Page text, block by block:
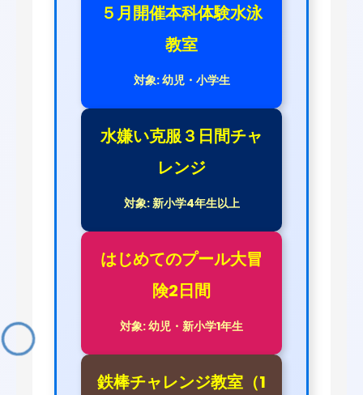
５月開催本科体験水泳
教室
対象: 幼児・小学生
水嫌い克服３日間チャ
レンジ
対象: 新小学4年生以上
はじめてのプール大冒
険2日間
対象: 幼児・新小学1年生
鉄棒チャレンジ教室（1